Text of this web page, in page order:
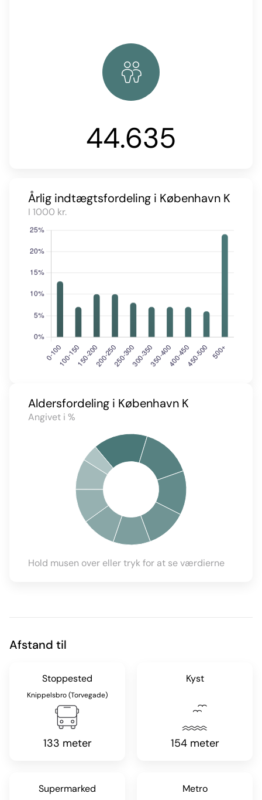
44.635
Årlig indtægtsfordeling i København K
I 1000 kr.
Aldersfordeling i København K
Angivet i %
Hold musen over eller tryk for at se værdierne
Afstand til
Stoppested
Knippelsbro (Torvegade)
133 meter
Kyst
154 meter
Supermarked Metro